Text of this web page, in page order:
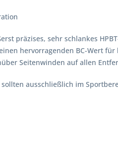
präzises, sehr schlankes
hervorragenden BC-Wert
Seitenwinden auf allen
sollten ausschließlich im